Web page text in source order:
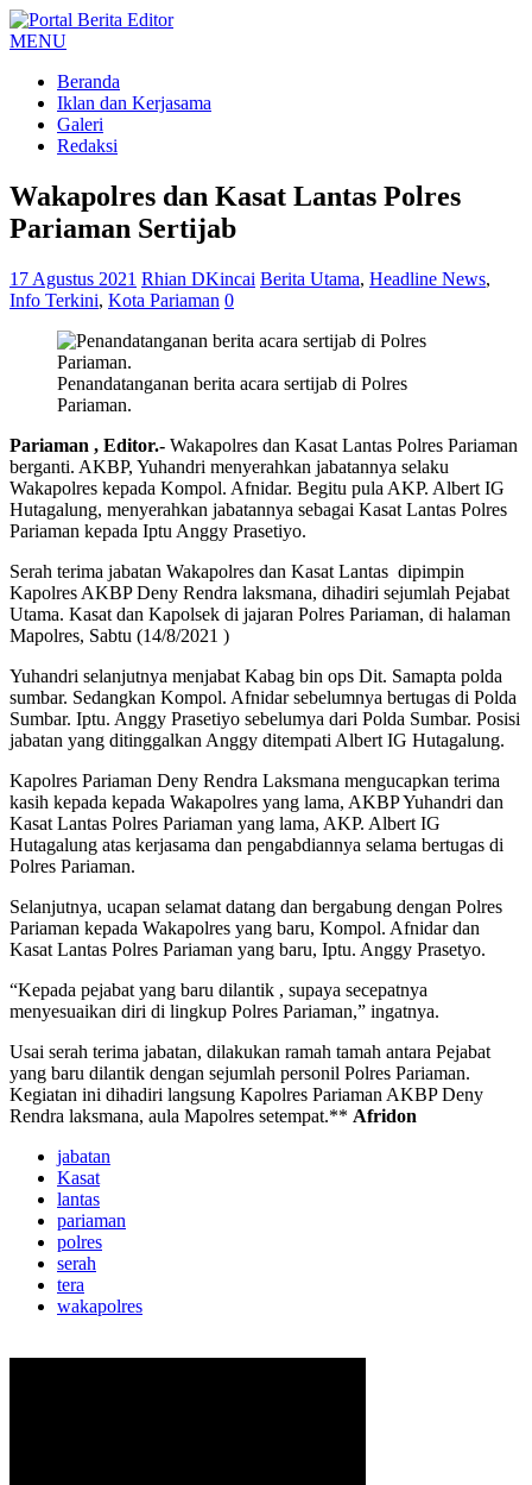
MENU
Beranda
Iklan dan Kerjasama
Galeri
Redaksi
Wakapolres dan Kasat Lantas Polres
Pariaman Sertijab
17 Agustus 2021 Rhian DKincai Berita Utama, Headline News,
Info Terkini, Kota Pariaman 0
Penandatanganan berita acara sertijab di Polres
Pariaman.
Pariaman , Editor.- Wakapolres dan Kasat Lantas Polres Pariaman
berganti. AKBP, Yuhandri menyerahkan jabatannya selaku
Wakapolres kepada Kompol. Afnidar. Begitu pula AKP. Albert IG
Hutagalung, menyerahkan jabatannya sebagai Kasat Lantas Polres
Pariaman kepada Iptu Anggy Prasetiyo.
Serah terima jabatan Wakapolres dan Kasat Lantas dipimpin
Kapolres AKBP Deny Rendra laksmana, dihadiri sejumlah Pejabat
Utama. Kasat dan Kapolsek di jajaran Polres Pariaman, di halaman
Mapolres, Sabtu (14/8/2021 )
Yuhandri selanjutnya menjabat Kabag bin ops Dit. Samapta polda
sumbar. Sedangkan Kompol. Afnidar sebelumnya bertugas di Polda
Sumbar. Iptu. Anggy Prasetiyo sebelumya dari Polda Sumbar. Posisi
jabatan yang ditinggalkan Anggy ditempati Albert IG Hutagalung.
Kapolres Pariaman Deny Rendra Laksmana mengucapkan terima
kasih kepada kepada Wakapolres yang lama, AKBP Yuhandri dan
Kasat Lantas Polres Pariaman yang lama, AKP. Albert IG
Hutagalung atas kerjasama dan pengabdiannya selama bertugas di
Polres Pariaman.
Selanjutnya, ucapan selamat datang dan bergabung dengan Polres
Pariaman kepada Wakapolres yang baru, Kompol. Afnidar dan
Kasat Lantas Polres Pariaman yang baru, Iptu. Anggy Prasetyo.
“Kepada pejabat yang baru dilantik , supaya secepatnya
menyesuaikan diri di lingkup Polres Pariaman,” ingatnya.
Usai serah terima jabatan, dilakukan ramah tamah antara Pejabat
yang baru dilantik dengan sejumlah personil Polres Pariaman.
Kegiatan ini dihadiri langsung Kapolres Pariaman AKBP Deny
Rendra laksmana, aula Mapolres setempat.** Afridon
jabatan
Kasat
lantas
pariaman
polres
serah
tera
wakapolres